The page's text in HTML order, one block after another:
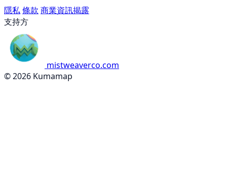
隱私條款 商業資訊揭露
支持方
mistweaverco.com
© 2026 Kumamap